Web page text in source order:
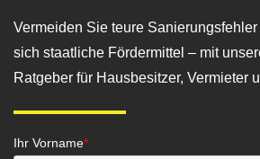
Vermeiden Sie teure
sich staatliche Fördermittel – mit
Ratgeber für Hausbesitzer, Vermieter